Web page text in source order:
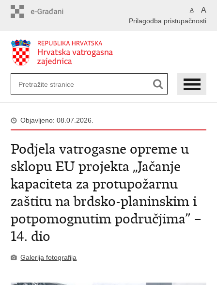
A A
Prilagodba pristupačnosti
Objavljeno: 08.07.2026.
Podjela vatrogasne opreme u
sklopu EU projekta „Jačanje
kapaciteta za protupožarnu
zaštitu na brdsko-planinskim i
potpomognutim područjima” –
14. dio
Galerija fotografija